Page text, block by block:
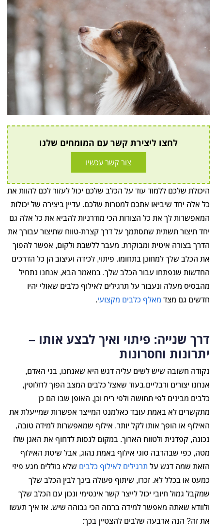
לחצו ליצירת קשר עם המומחים שלנו
צור קשר עכשיו
היכולת שלכם ללמוד עוד על הכלב שלכם יכול לעזור לכם להוות את
כל אלה יחד שיביאו אתכם למטרות שלכם. עדיין ביצירה של יכולות
המאפשרות לך את כל הצורות הכי מודרניות להביא את כל אלה גם
יחד תיצור תשתית שתסתמך על דרך קצרת-טווח שתיצור עבורך את
הדרך בצורה איטית ומבוקרת. מעבר ללשבת ולקום, אפשר להפוך
את הכלב שלך למחונן בתחומו. פיתוי, לכידה ועיצוב הן כל הדרכים
החדשות שנפתחו עבור הכלב שלך. במאמר הבא, אנחנו נתחיל
מהבסיס מעלה ונעבור על תרגילים לאילוף כלבים שאולי יהיו
חדשים גם מצד מאלף כלבים מקצועי.
דרך שנייה: פיתוי ואיך לבצע אותו –
יתרונות וחסרונות
נקודה חשובה שיש לשים עליה דגש היא שאנחנו, בני האדם,
אנחנו יצורים ורבליים.בעוד שאצל כלבים המצב הפוך לחלוטין,
כלבים מבינים לפי תחושה ולפי ריח וכן, האופן שבו הם כן
מתקשרים לא באמת עובד כאלמנט המייצר אפשרות שמייעלת את
האילוף או הופך אותו לקל יותר. אילוף שמאפשרות למידה טובה,
נכונה, קפדנית ולטווח הארוך. במקום לנסות לדחוף את האגן שלו
מטה, כפי שבהרבה סוגי אילוף באמת נהוג, אבל שיטת האילוף
הזאת שמה דגש על תרגילים לאילוף כלבים שלא כוללים מגע פיזי
כמעט או בכלל לא. זכרו, שיתוף פעולה בינך לבין הכלב שלך
שמקבל גמול חיובי יכול לייצר קשר אינטימי ונכון עם הכלב שלך
ולוודא שאתה מאפשר למידה ברמה הכי גבוהה שיש. אז איך תעשו
את זה? הנה ארבעה שלבים להצטיין בכך: